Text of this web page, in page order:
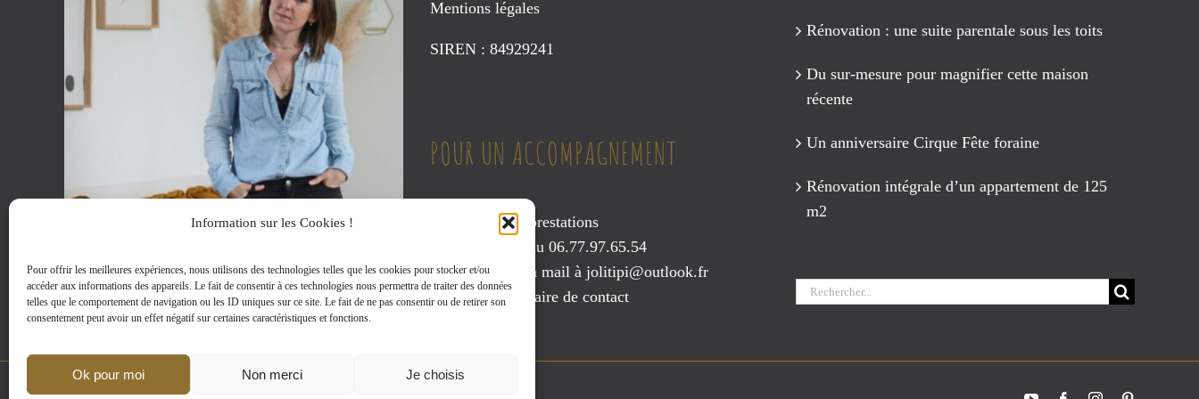
Information sur les Cookies !
Pour offrir les meilleures expériences, nous utilisons des technologies telles que les cookies pour stocker et/ou
accéder aux informations des appareils. Le fait de consentir à ces technologies nous permettra de traiter des données
telles que le comportement de navigation ou les ID uniques sur ce site. Le fait de ne pas consentir ou de retirer son
consentement peut avoir un effet négatif sur certaines caractéristiques et fonctions.
Ok pour moi Non merci Je choisis
Mentions légales
SIREN : 84929241
POUR UN ACCOMPAGNEMENT
Consultez mes prestations
Contactez-moi au 06.77.97.65.54
Envoyez-moi un mail à jolitipi@outlook.fr
ou via leformulaire de contact
Rénovation : une suite parentale sous les toits
Du sur-mesure pour magnifier cette maison
récente
Un anniversaire Cirque Fête foraine
Rénovation intégrale d’un appartement de 125
m2
Rechercher:
MENTIONS LEGALES|